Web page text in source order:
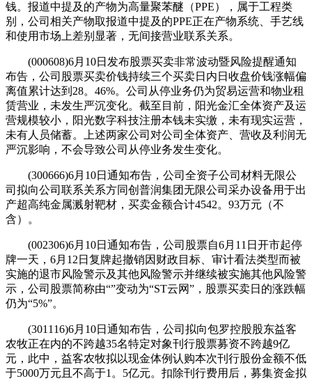
钱。报道中提及的产物为高量聚苯醚（PPE），属于工程类
别，公司相关产物取报道中提及的PPE正在产物系统、手艺线
和使用市场上差别显著，无间接营业联系关系。
(000608)6月10日发布股票买卖非常波动暨风险提醒通知
布告，公司股票买卖价钱持续三个买卖日内日收盘价钱涨幅偏
离值累计达到28。46%。公司从停业务仍为贸易运营和物业租
赁营业，未发生严沉变化。截至目前，阳光金汇全体资产及运
营规模较小，阳光数字科技注册本钱未实缴，未有现实运营，
未有人员储蓄。上述两家公司对公司全体资产、营收及利润无
严沉影响，不会导致公司从停业务发生变化。
(300666)6月10日通知布告，公司全资子公司材料无限公
司拟向公司联系关系方同创普润集团无限公司采办设备用于出
产超高纯金属溅射靶材，买卖金额合计4542。93万元（不
含）。
(002306)6月10日通知布告，公司股票自6月11日开市起停
牌一天，6月12日复牌起撤销因财政目标、审计看法类型而被
实施的退市风险警示及其他风险警示并继续被实施其他风险警
示，公司股票简称由“”变动为“ST云网”，股票买卖日的涨跌幅
仍为“5%”。
(301116)6月10日通知布告，公司拟向包罗控股股东益客
农牧正在内的不跨越35名特定对象刊行股票募资不跨越9亿
元，此中，益客农牧拟以现金体例认购本次刊行股份金额不低
于5000万元且不高于1。5亿元。扣除刊行费用后，募集资金拟